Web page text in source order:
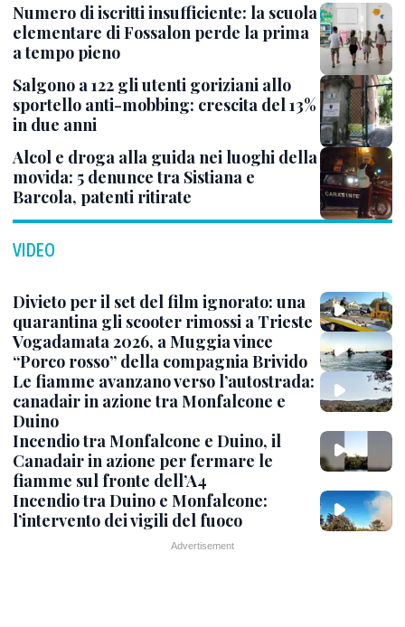
Numero di iscritti insufficiente: la scuola
elementare di Fossalon perde la prima
a tempo pieno
Salgono a 122 gli utenti goriziani allo
sportello anti-mobbing: crescita del 13%
in due anni
Alcol e droga alla guida nei luoghi della
movida: 5 denunce tra Sistiana e
Barcola, patenti ritirate
VIDEO
Divieto per il set del film ignorato: una
quarantina gli scooter rimossi a Trieste
Vogadamata 2026, a Muggia vince
“Porco rosso” della compagnia Brivido
Le fiamme avanzano verso l’autostrada:
canadair in azione tra Monfalcone e
Duino
Incendio tra Monfalcone e Duino, il
Canadair in azione per fermare le
fiamme sul fronte dell’A4
Incendio tra Duino e Monfalcone:
l’intervento dei vigili del fuoco